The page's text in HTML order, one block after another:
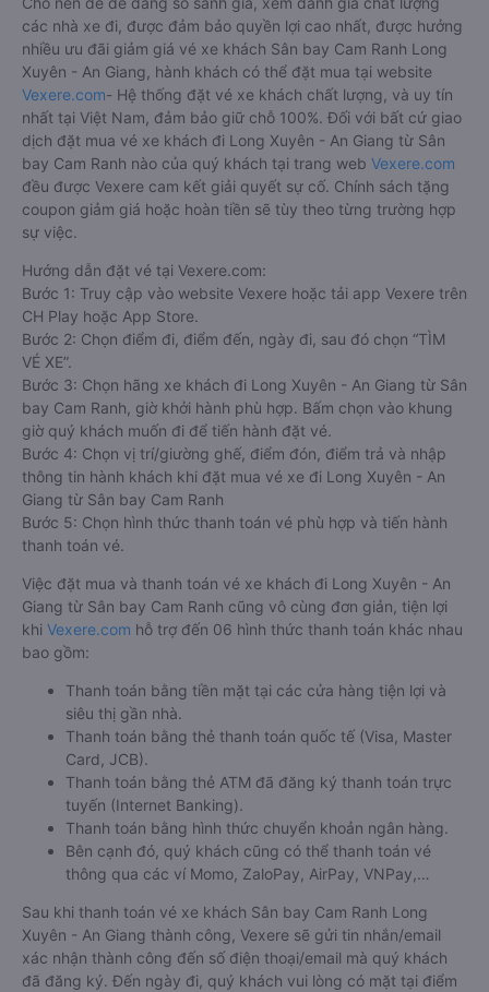
các nhà xe đi, được đảm bảo quyền lợi cao nhất, được hưởng
nhiều ưu đãi giảm giá vé xe khách Sân bay Cam Ranh Long
Xuyên - An Giang, hành khách có thể đặt mua tại website
Vexere.com- Hệ thống đặt vé xe khách chất lượng, và uy tín
nhất tại Việt Nam, đảm bảo giữ chỗ 100%. Đối với bất cứ giao
dịch đặt mua vé xe khách đi Long Xuyên - An Giang từ Sân
bay Cam Ranh nào của quý khách tại trang web Vexere.com
đều được Vexere cam kết giải quyết sự cố. Chính sách tặng
coupon giảm giá hoặc hoàn tiền sẽ tùy theo từng trường hợp
sự việc.
Hướng dẫn đặt vé tại Vexere.com:
Bước 1: Truy cập vào website Vexere hoặc tải app Vexere trên
CH Play hoặc App Store.
Bước 2: Chọn điểm đi, điểm đến, ngày đi, sau đó chọn “TÌM
VÉ XE”.
Bước 3: Chọn hãng xe khách đi Long Xuyên - An Giang từ Sân
bay Cam Ranh, giờ khởi hành phù hợp. Bấm chọn vào khung
giờ quý khách muốn đi để tiến hành đặt vé.
Bước 4: Chọn vị trí/giường ghế, điểm đón, điểm trả và nhập
thông tin hành khách khi đặt mua vé xe đi Long Xuyên - An
Giang từ Sân bay Cam Ranh
Bước 5: Chọn hình thức thanh toán vé phù hợp và tiến hành
thanh toán vé.
Việc đặt mua và thanh toán vé xe khách đi Long Xuyên - An
Giang từ Sân bay Cam Ranh cũng vô cùng đơn giản, tiện lợi
khi Vexere.com hỗ trợ đến 06 hình thức thanh toán khác nhau
bao gồm:
Thanh toán bằng tiền mặt tại các cửa hàng tiện lợi và
siêu thị gần nhà.
Thanh toán bằng thẻ thanh toán quốc tế (Visa, Master
Card, JCB).
Thanh toán bằng thẻ ATM đã đăng ký thanh toán trực
tuyến (Internet Banking).
Thanh toán bằng hình thức chuyển khoản ngân hàng.
Bên cạnh đó, quý khách cũng có thể thanh toán vé
thông qua các ví Momo, ZaloPay, AirPay, VNPay,…
Sau khi thanh toán vé xe khách Sân bay Cam Ranh Long
Xuyên - An Giang thành công, Vexere sẽ gửi tin nhắn/email
xác nhận thành công đến số điện thoại/email mà quý khách
đã đăng ký. Đến ngày đi, quý khách vui lòng có mặt tại điểm